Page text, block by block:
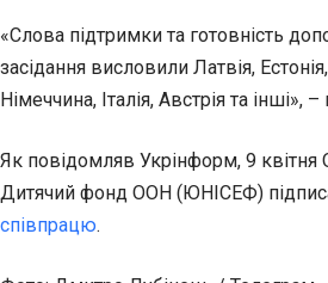
«Слова підтримки та готовність
засідання висловили Латвія,
Німеччина, Італія, Австрія та
Як повідомляв Укрінформ, 9 квітня
Дитячий фонд ООН (ЮНІСЕФ)
співпрацю.